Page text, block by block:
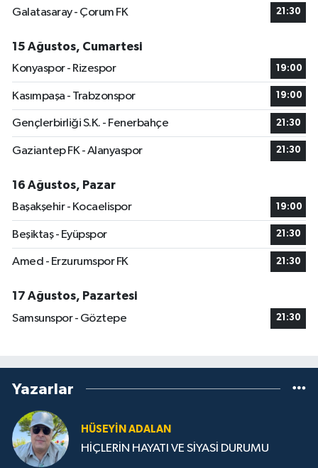
Galatasaray - Çorum FK
21:30
15 Ağustos, Cumartesi
Konyaspor - Rizespor
19:00
Kasımpaşa - Trabzonspor 19:00
Gençlerbirliği S.K. - Fenerbahçe 21:30
Gaziantep FK - Alanyaspor 21:30
16 Ağustos, Pazar
Başakşehir - Kocaelispor
19:00
Beşiktaş - Eyüpspor 21:30
Amed - Erzurumspor FK 21:30
17 Ağustos, Pazartesi
Samsunspor - Göztepe
21:30
Yazarlar
HÜSEYIN ADALAN
HİÇLERİN HAYATI VE SİYASİ DURUMU